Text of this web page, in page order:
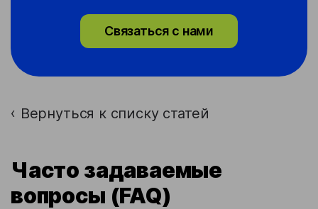
Связаться с нами
› Вернуться к списку статей
Часто задаваемые
вопросы (FAQ)